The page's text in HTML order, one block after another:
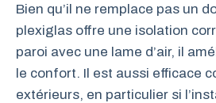
Bien qu’il ne remplace pas un
plexiglas offre une isolation
paroi avec une lame d’air, il
le confort. Il est aussi efficace
extérieurs, en particulier si